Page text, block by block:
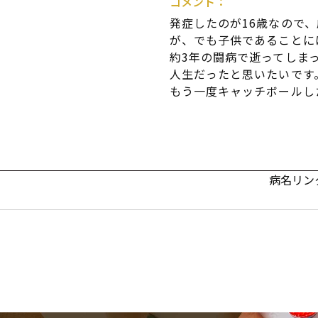
発症したのが16歳なので
が、でも子供であること
約3年の闘病で逝ってしま
人生だったと思いたいです
もう一度キャッチボール
病名リ